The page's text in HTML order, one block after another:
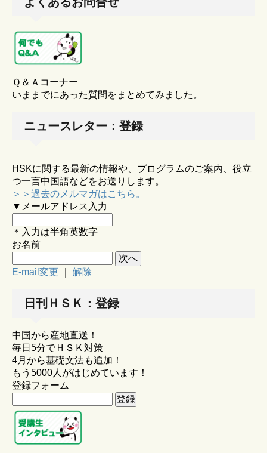
Ｑ＆Ａコーナー
いままでにあった質問をまとめてみました。
ニュースレター：登録
HSKに関する最新の情報や、プログラムのご案内、役立
つ一言中国語などをお送りします。
＞＞過去のメルマガはこちら。
▼メールアドレス入力
＊入力は半角英数字
お名前
E-mail変更 解除
日刊ＨＳＫ：登録
中国から産地直送！
毎日5分でＨＳＫ対策
4月から基礎文法も追加！
もう5000人がはじめています！
登録フォーム